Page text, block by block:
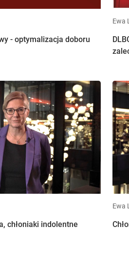
- optymalizacja doboru
Ewa
chłoniaki indolentne
Ewa